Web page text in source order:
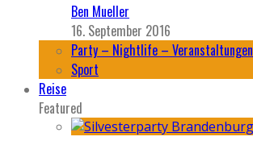
Ben Mueller
16. September 2016
Party – Nightlife – Veranstaltungen
Sport
Reise
Featured